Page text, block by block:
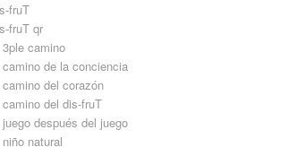
fruT
fruT qr
camino
de la conciencia
del corazón
del dis-fruT
después del juego
natural